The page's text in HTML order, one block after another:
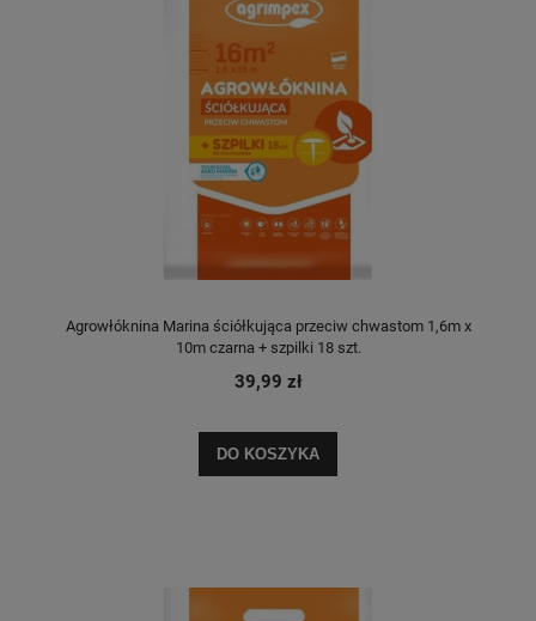
Agrowłóknina Marina ściółkująca przeciw chwastom 1,6m x
10m czarna + szpilki 18 szt.
39,99 zł
DO KOSZYKA